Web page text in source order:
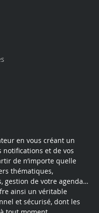
en vous créant un
notifications et de vos
de n’importe quelle
thématiques,
gestion de votre agenda…
ainsi un véritable
et sécurisé, dont les